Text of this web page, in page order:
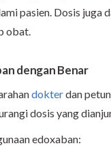
pasien. Dosis
obat.
dengan Benar
dokterdan
dosis yang
edoxaban: